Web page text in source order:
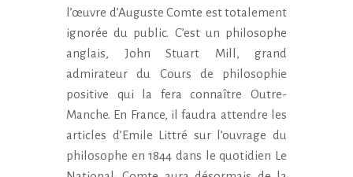
l’œuvre d’Auguste Comte est totalement
ignorée du public. C’est un philosophe
anglais, John Stuart Mill, grand
admirateur du Cours de philosophie
positive qui la fera connaître Outre-
Manche. En France, il faudra attendre les
articles d’Emile Littré sur l’ouvrage du
philosophe en 1844 dans le quotidien Le